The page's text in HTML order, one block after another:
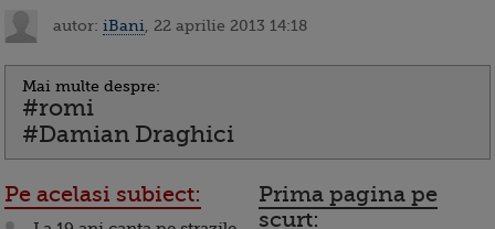
autor: iBani , 22 aprilie 2013 14:18
Mai multe despre:
#romi
#Damian Draghici
Pe acelasi subiect:
Prima pagina pe
scurt: